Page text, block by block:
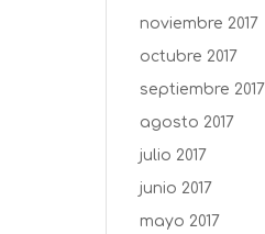
noviembre 2017
octubre 2017
septiembre 2017
agosto 2017
julio 2017
junio 2017
mayo 2017